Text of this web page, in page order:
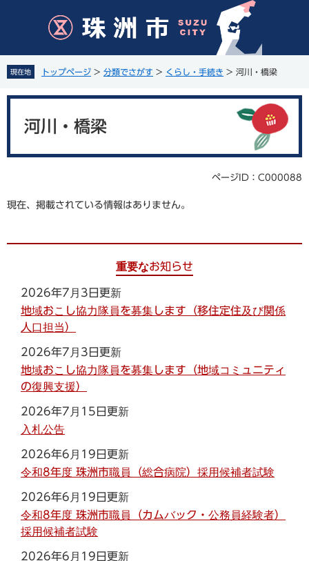
先
頭
で
を
飛
ば
現在地 トップページ > 分類でさがす > くらし・手続き > 河川・橋梁
河川・橋梁
ページID：C000088
現在、掲載されている情報はありません。
重要なお知らせ
2026年7月3日更新
地域おこし協力隊員を募集します（移住定住及び関係
人口担当）
2026年7月3日更新
地域おこし協力隊員を募集します（地域コミュニティ
の復興支援）
2026年7月15日更新
入札公告
2026年6月19日更新
令和8年度 珠洲市職員（総合病院）採用候補者試験
2026年6月19日更新
令和8年度 珠洲市職員（カムバック・公務員経験者）
採用候補者試験
2026年6月19日更新